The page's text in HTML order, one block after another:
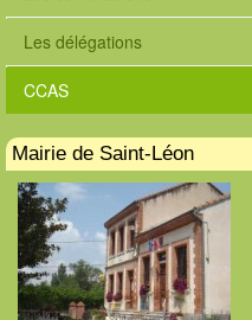
Les délégations
CCAS
Mairie de Saint-Léon